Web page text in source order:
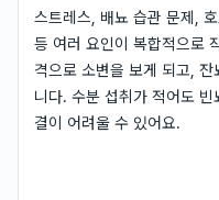
스트레스, 배뇨 습관 문제,
등 여러 요인이 복합적으로
격으로 소변을 보게 되고,
니다. 수분 섭취가 적어도
결이 어려울 수 있어요.